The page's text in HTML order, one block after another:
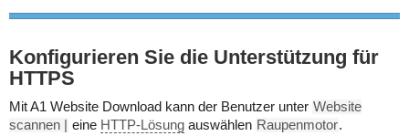
Konfigurieren Sie die Unterstützung für
HTTPS
Mit A1 Website Download kann der Benutzer unter Website
scannen |
eine HTTP-Lösung auswählen Raupenmotor.